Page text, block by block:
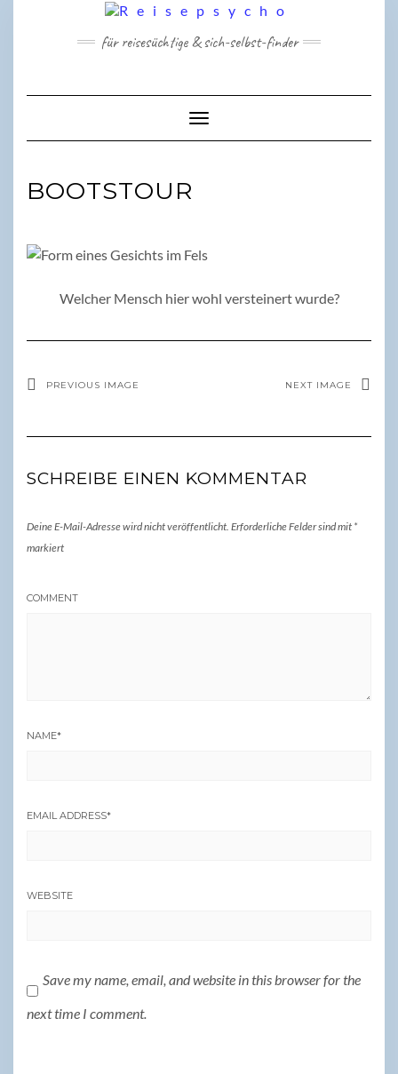
für reisesüchtige & sich-selbst-finder
Toggle Navigation
BOOTSTOUR
Welcher Mensch hier wohl versteinert wurde?
PREVIOUS IMAGE NEXT IMAGE
SCHREIBE EINEN KOMMENTAR
Deine E-Mail-Adresse wird nicht veröffentlicht. Erforderliche Felder sind mit *
markiert
COMMENT
NAME*
EMAIL ADDRESS*
WEBSITE
Save my name, email, and website in this browser for the
next time I comment.